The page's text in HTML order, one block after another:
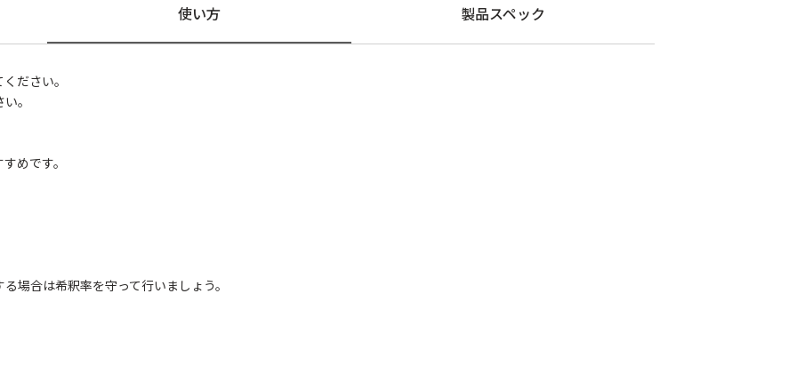
使い方 製品スペック
ださい。
。
めです。
場合は希釈率を守って行いましょう。